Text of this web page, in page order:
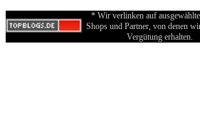
* Wir verlinken auf
Shops und Partner, von denen
Vergütung erhalten.